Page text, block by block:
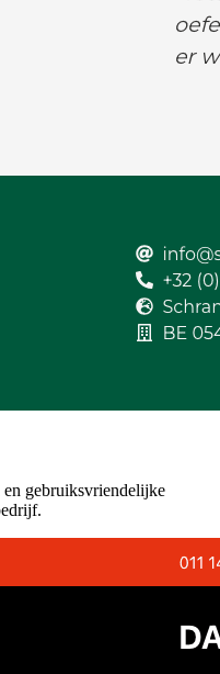
en gebruiksvriendelijke